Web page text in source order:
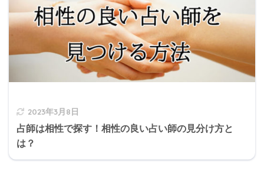
2023年3月8日
占師は相性で探す！相性の良い占い師の見分け方と
は？